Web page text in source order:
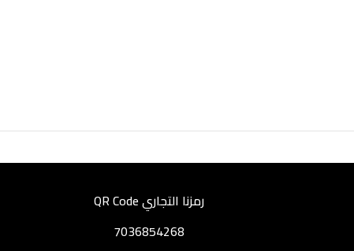
رمزنا التجاري QR Code
7036854268